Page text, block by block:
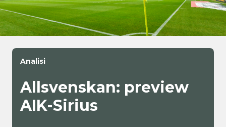
Analisi
Allsvenskan: preview
AIK-Sirius